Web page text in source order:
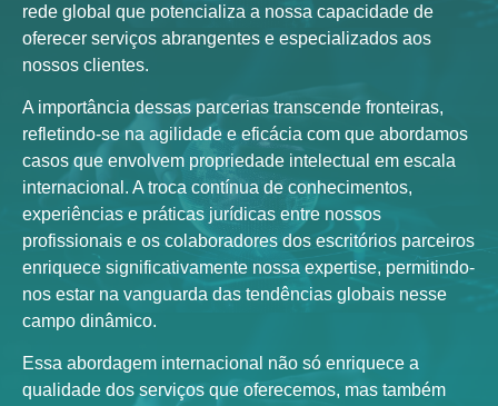
rede global que potencializa a nossa capacidade de
oferecer serviços abrangentes e especializados aos
nossos clientes.
A importância dessas parcerias transcende fronteiras,
refletindo-se na agilidade e eficácia com que abordamos
casos que envolvem propriedade intelectual em escala
internacional. A troca contínua de conhecimentos,
experiências e práticas jurídicas entre nossos
profissionais e os colaboradores dos escritórios parceiros
enriquece significativamente nossa expertise, permitindo-
nos estar na vanguarda das tendências globais nesse
campo dinâmico.
Essa abordagem internacional não só enriquece a
qualidade dos serviços que oferecemos, mas também